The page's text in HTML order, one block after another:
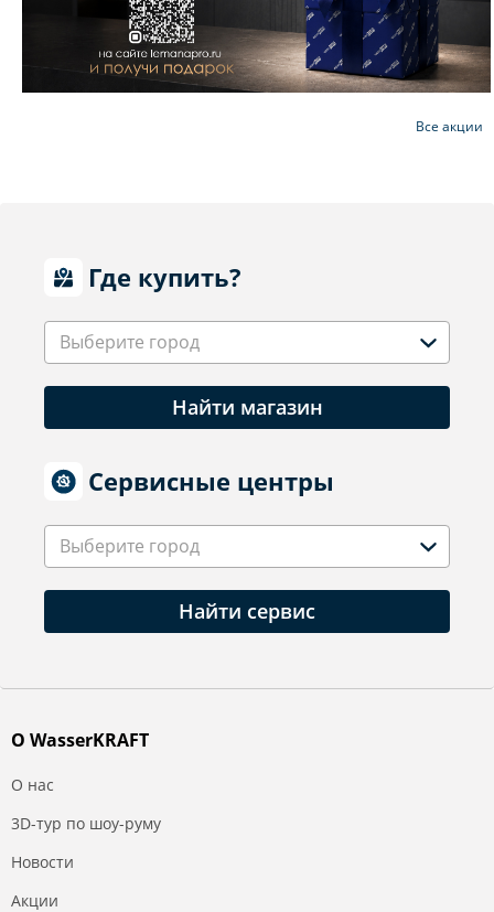
Все акции
Где купить?
Выберите город
Найти магазин
Сервисные центры
Выберите город
Найти сервис
О WasserKRAFT
О нас
3D-тур по шоу-руму
Новости
Акции